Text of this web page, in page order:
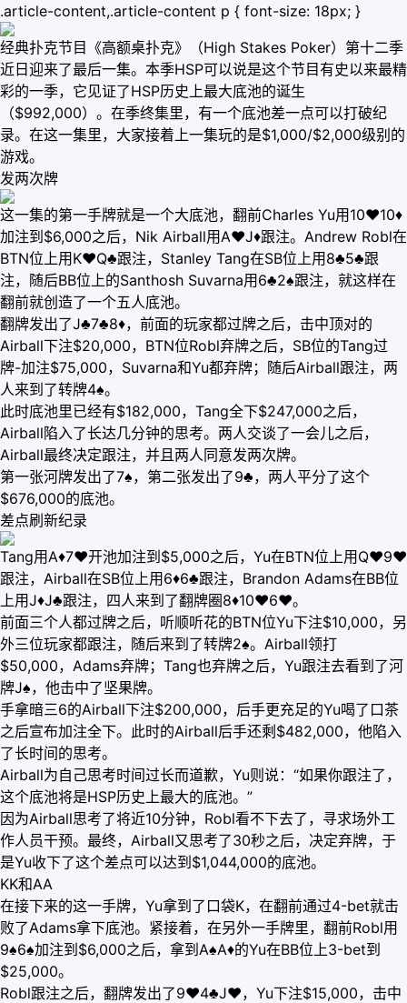
.article-content,.article-content p { font-size: 18px; }
经典扑克节目《高额桌扑克》（High Stakes Poker）第十二季
近日迎来了最后一集。本季HSP可以说是这个节目有史以来最精
彩的一季，它见证了HSP历史上最大底池的诞生
（$992,000）。在季终集里，有一个底池差一点可以打破纪
录。在这一集里，大家接着上一集玩的是$1,000/$2,000级别的
游戏。
发两次牌
这一集的第一手牌就是一个大底池，翻前Charles Yu用10♥10♦
加注到$6,000之后，Nik Airball用A♥J♦跟注。Andrew Robl在
BTN位上用K♥Q♣跟注，Stanley Tang在SB位上用8♣5♣跟
注，随后BB位上的Santhosh Suvarna用6♣2♠跟注，就这样在
翻前就创造了一个五人底池。
翻牌发出了J♣7♣8♦，前面的玩家都过牌之后，击中顶对的
Airball下注$20,000，BTN位Robl弃牌之后，SB位的Tang过
牌-加注$75,000，Suvarna和Yu都弃牌；随后Airball跟注，两
人来到了转牌4♠。
此时底池里已经有$182,000，Tang全下$247,000之后，
Airball陷入了长达几分钟的思考。两人交谈了一会儿之后，
Airball最终决定跟注，并且两人同意发两次牌。
第一张河牌发出了7♠，第二张发出了9♣，两人平分了这个
$676,000的底池。
差点刷新纪录
Tang用A♦7♥开池加注到$5,000之后，Yu在BTN位上用Q♥9♥
跟注，Airball在SB位上用6♦6♣跟注，Brandon Adams在BB位
上用J♦J♣跟注，四人来到了翻牌圈8♦10♥6♥。
前面三个人都过牌之后，听顺听花的BTN位Yu下注$10,000，另
外三位玩家都跟注，随后来到了转牌2♠。Airball领打
$50,000，Adams弃牌；Tang也弃牌之后，Yu跟注去看到了河
牌J♠，他击中了坚果牌。
手拿暗三6的Airball下注$200,000，后手更充足的Yu喝了口茶
之后宣布加注全下。此时的Airball后手还剩$482,000，他陷入
了长时间的思考。
Airball为自己思考时间过长而道歉，Yu则说：“如果你跟注了，
这个底池将是HSP历史上最大的底池。”
因为Airball思考了将近10分钟，Robl看不下去了，寻求场外工
作人员干预。最终，Airball又思考了30秒之后，决定弃牌，于
是Yu收下了这个差点可以达到$1,044,000的底池。
KK和AA
在接下来的这一手牌，Yu拿到了口袋K，在翻前通过4-bet就击
败了Adams拿下底池。紧接着，在另外一手牌里，翻前Robl用
9♠6♠加注到$6,000之后，拿到A♠A♦的Yu在BB位上3-bet到
$25,000。
Robl跟注之后，翻牌发出了9♥4♣J♥，Yu下注$15,000，击中